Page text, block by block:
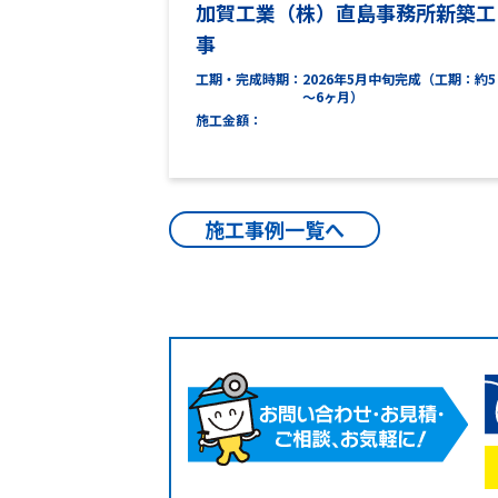
加賀工業（株）直島事務所新築工
事
工期・完成時期
2026年5月中旬完成（工期：約5
～6ヶ月）
施工金額
施工事例一覧へ